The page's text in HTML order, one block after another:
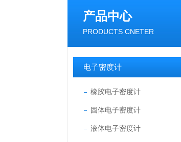
产品中心
PRODUCTS CNETER
电子密度计
橡胶电子密度计
固体电子密度计
液体电子密度计